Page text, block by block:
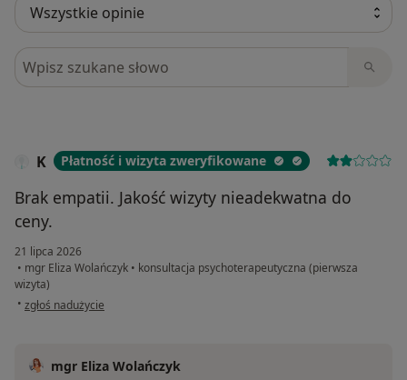
Szukaj w opiniach
K Płatność i wizyta zweryfikowane
Brak empatii. Jakość wizyty nieadekwatna do
ceny.
21 lipca 2026
• mgr Eliza Wolańczyk • konsultacja psychoterapeutyczna (pierwsza
wizyta)
• w opinii użytkownika K
zgłoś nadużycie
mgr Eliza Wolańczyk